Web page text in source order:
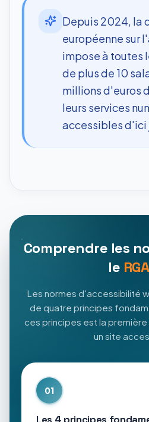
Depuis 2024, la
européenne sur
impose à toutes
de plus de 10
millions d'euros
leurs services
accessibles d'ici
Comprendre les
le
Les normes d'accessibilité
de quatre principes
ces principes est la
un site
01
Les 4 principes